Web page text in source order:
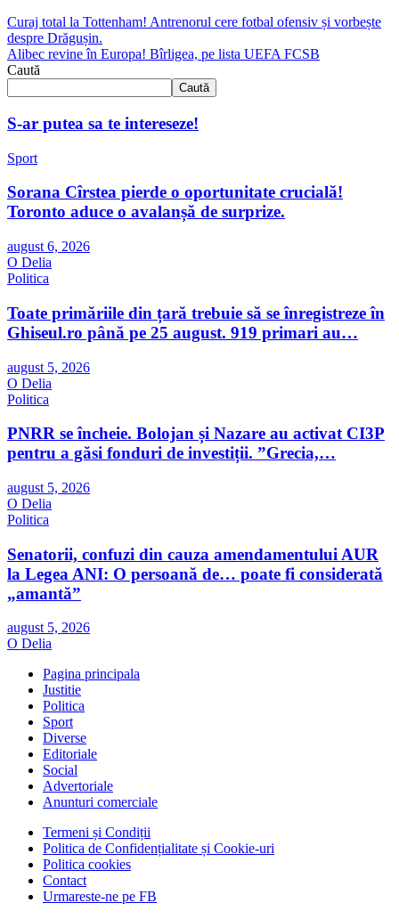
Curaj total la Tottenham! Antrenorul cere fotbal ofensiv și vorbește
despre Drăgușin.
Alibec revine în Europa! Bîrligea, pe lista UEFA FCSB
Caută
Caută
S-ar putea sa te intereseze!
Sport
Sorana Cîrstea pierde o oportunitate crucială!
Toronto aduce o avalanșă de surprize.
august 6, 2026
O Delia
Politica
Toate primăriile din țară trebuie să se înregistreze în
Ghiseul.ro până pe 25 august. 919 primari au…
august 5, 2026
O Delia
Politica
PNRR se încheie. Bolojan și Nazare au activat CI3P
pentru a găsi fonduri de investiții. ”Grecia,…
august 5, 2026
O Delia
Politica
Senatorii, confuzi din cauza amendamentului AUR
la Legea ANI: O persoană de… poate fi considerată
„amantă”
august 5, 2026
O Delia
Pagina principala
Justitie
Politica
Sport
Diverse
Editoriale
Social
Advertoriale
Anunturi comerciale
Termeni și Condiții
Politica de Confidențialitate și Cookie-uri
Politica cookies
Contact
Urmareste-ne pe FB